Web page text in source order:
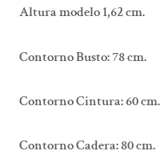
Altura modelo 1,62 cm.
Contorno Busto: 78 cm.
Contorno Cintura: 60 cm.
Contorno Cadera: 80 cm.